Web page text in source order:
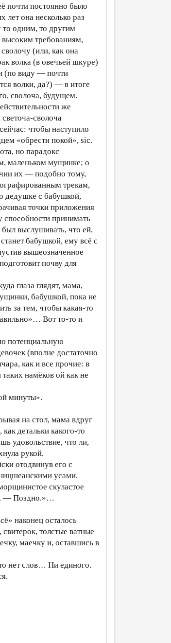
почти постоянно было
лет она несколько раз
то одним, то другим
требованиям,
(или, как она
волка (в овечьей шкуре)
(по виду — почти
волки, да?) — в итоге
свoлоча, будущем.
же
сволоча
чтобы наступило
«обрести покой», sic.
но парадокс
маленьком мущинке; о
их — подобно тому,
трекам,
дедушке с бабушкой,
точки приложения
способности принимать
выслушивать, что ей,
бабушкой, ему всё с
вышеозначенное
почву для
глаза глядят, мама,
бабушкой, пока не
за тем, чтобы какая-то
Вот то-то и
потенциальную
(вполне достаточно
как и все прочие: в
намёков ой как не
минуты».
на стол, мама вдруг
детальки какого-то
удовольствие, что ли,
рукой.
отодвинув его с
усами.
скуластое
— Поздно.»…
наконец осталось
толстые ватные
маечку и, оставшись в
нет слов… Ни единого.